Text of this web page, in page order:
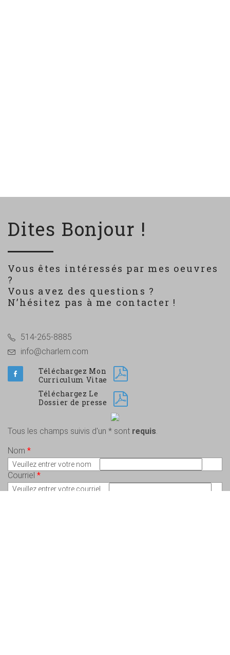
Dites Bonjour !
Vous êtes intéressés par mes oeuvres
?
Vous avez des questions ?
N’hésitez pas à me contacter !
514-265-8885
info@charlem.com
Téléchargez Mon
Curriculum Vitae
Téléchargez Le
Dossier de presse
Tous les champs suivis d'un * sont requis.
Nom *
Veuillez entrer votre nom
Courriel *
Veuillez entrer votre courriel